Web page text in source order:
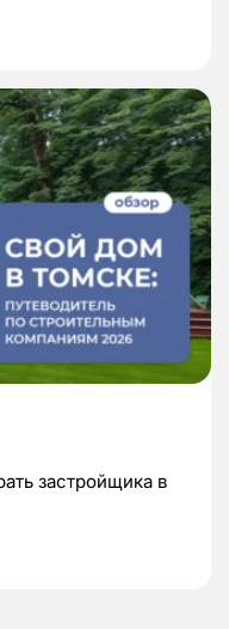
застройщика в